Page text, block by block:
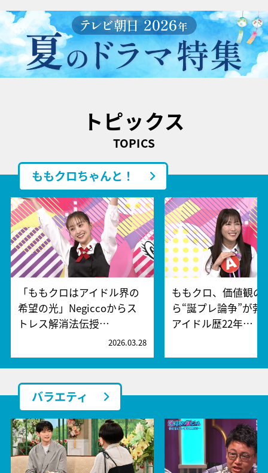
トピックス
TOPICS
ももクロちゃんと！
「ももクロはアイドル界の
希望の光」Negiccoからス
トレス解消法伝授…
2026.03.28
ももクロ、価値観の
ら“誕プレ論争”が
アイドル歴22年…
バラエティ